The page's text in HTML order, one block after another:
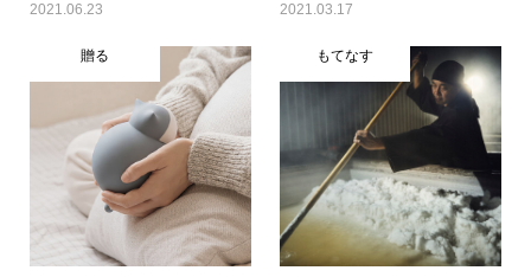
2021.06.23 2021.03.17
贈る もてなす